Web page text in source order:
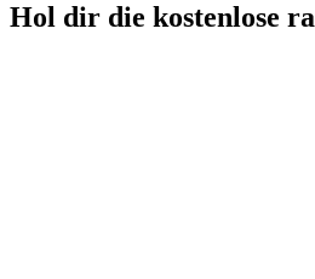
Hol dir die kostenlose